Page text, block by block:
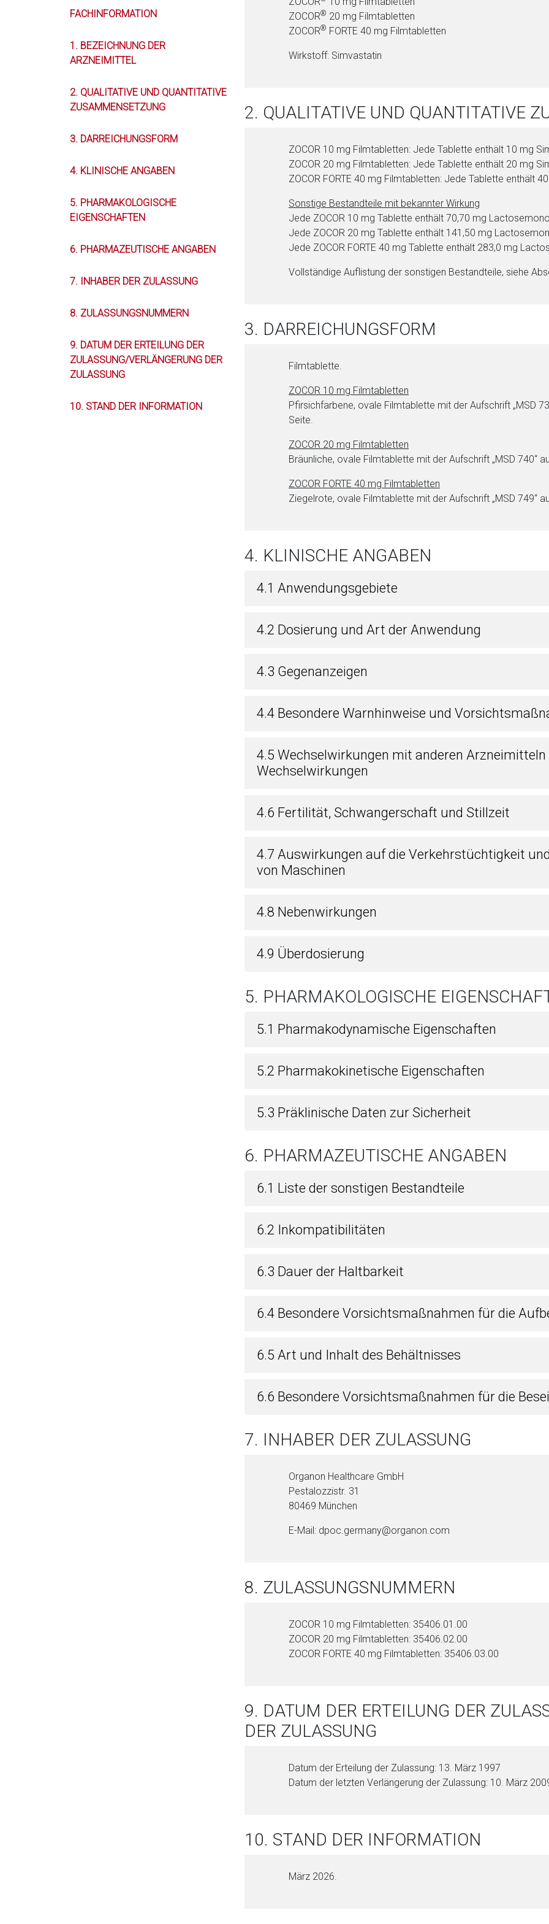
FACHINFORMATION
1. BEZEICHNUNG DER
ARZNEIMITTEL
2. QUALITATIVE UND QUANTITATIVE
ZUSAMMENSETZUNG
3. DARREICHUNGSFORM
4. KLINISCHE ANGABEN
5. PHARMAKOLOGISCHE
EIGENSCHAFTEN
6. PHARMAZEUTISCHE ANGABEN
7. INHABER DER ZULASSUNG
8. ZULASSUNGSNUMMERN
9. DATUM DER ERTEILUNG DER
ZULASSUNG/VERLÄNGERUNG DER
ZULASSUNG
10. STAND DER INFORMATION
ZOCOR® 20 mg Film­ta­blet­ten
ZOCOR® FORTE 40 mg Film­ta­blet­ten
Wirkstoff: Sim­va­sta­tin
2. QUALITATIVE UND QUANTITATIVE
ZOCOR 10 mg Film­ta­blet­ten: Jede Ta­blet­te enthält 10 mg
ZOCOR 20 mg Film­ta­blet­ten: Jede Ta­blet­te enthält 20 mg
ZOCOR FORTE 40 mg Film­ta­blet­ten: Jede Ta­blet­te enthält
Sonstige Be­stand­tei­le mit bekannter Wirkung
Jede ZOCOR 10 mg Ta­blet­te enthält 70,70 mg
Jede ZOCOR 20 mg Ta­blet­te enthält 141,50 mg
Jede ZOCOR FORTE 40 mg Ta­blet­te enthält 283,0 mg
Vollständige Auflistung der sonstigen Be­stand­tei­le, siehe
3. DARREICHUNGSFORM
Film­ta­blet­te.
ZOCOR 10 mg Film­ta­blet­ten
Pfir­sichfarbene, ovale Film­ta­blet­te mit der Aufschrift „MSD
Seite.
ZOCOR 20 mg Film­ta­blet­ten
Bräunliche, ovale Film­ta­blet­te mit der Aufschrift „MSD 740“
ZOCOR FORTE 40 mg Film­ta­blet­ten
Ziegelrote, ovale Film­ta­blet­te mit der Aufschrift „MSD 749“
4. KLINISCHE ANGABEN
4.1 Anwendungsgebiete
4.2 Dosierung und Art der Anwendung
4.3 Gegenanzeigen
4.4 Besondere Warnhinweise und
4.5 Wechselwirkungen mit anderen
Wechselwirkungen
4.6 Fertilität, Schwangerschaft und Stillzeit
4.7 Auswirkungen auf die Verkehrstüchtigkeit
von Maschinen
4.8 Nebenwirkungen
4.9 Überdosierung
5. PHARMAKOLOGISCHE
5.1 Pharmakodynamische Eigenschaften
5.2 Pharmakokinetische Eigenschaften
5.3 Präklinische Daten zur Sicherheit
6. PHARMAZEUTISCHE ANGABEN
6.1 Liste der sonstigen Bestandteile
6.2 Inkompatibilitäten
6.3 Dauer der Haltbarkeit
6.4 Besondere Vorsichtsmaßnahmen für die
6.5 Art und Inhalt des Behältnisses
6.6 Besondere Vorsichtsmaßnahmen für die
7. INHABER DER ZULASSUNG
Organon Healthcare GmbH
Pestalozzistr. 31
80469 München
E-Mail: dpoc.germany@or­ganon.com
8. ZULASSUNGSNUMMERN
ZOCOR 10 mg Film­ta­blet­ten: 35406.01.00
ZOCOR 20 mg Film­ta­blet­ten: 35406.02.00
ZOCOR FORTE 40 mg Film­ta­blet­ten: 35406.03.00
9. DATUM DER ERTEILUNG DER
DER ZULASSUNG
Datum der Erteilung der Zulassung: 13. März 1997
Datum der letzten Verlängerung der Zulassung: 10. März
10. STAND DER INFORMATION
März 2026.